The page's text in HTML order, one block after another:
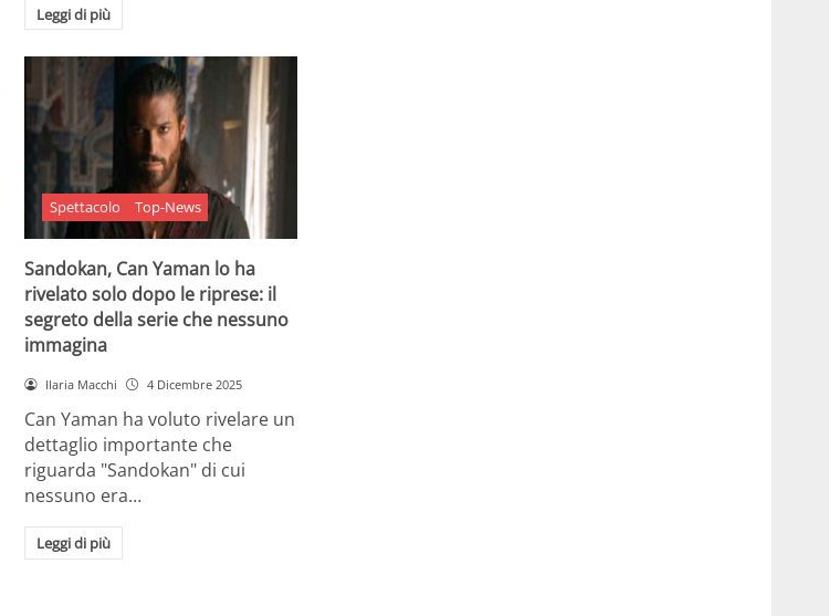
Leggi di più
Spettacolo Top-News
Sandokan, Can Yaman lo ha
rivelato solo dopo le riprese: il
segreto della serie che nessuno
immagina
Ilaria Macchi 4 Dicembre 2025
Can Yaman ha voluto rivelare un
dettaglio importante che
riguarda "Sandokan" di cui
nessuno era…
Leggi di più